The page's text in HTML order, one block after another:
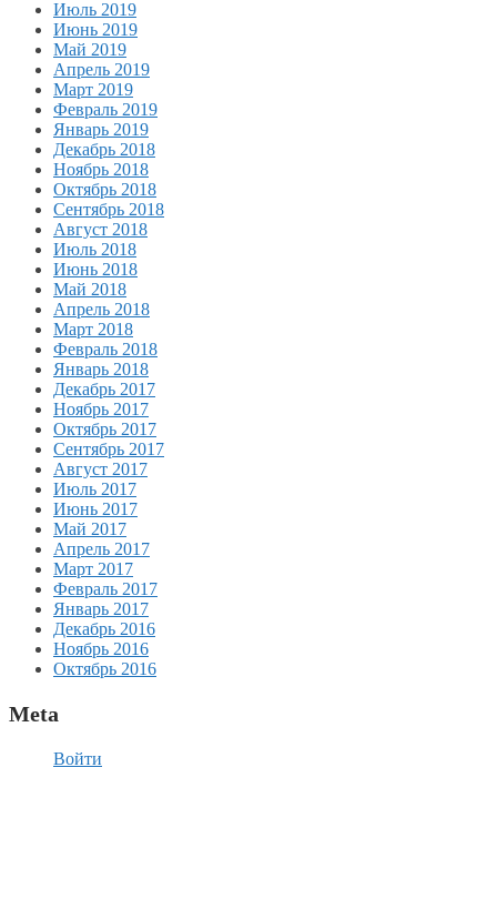
Июль 2019
Июнь 2019
Май 2019
Апрель 2019
Март 2019
Февраль 2019
Январь 2019
Декабрь 2018
Ноябрь 2018
Октябрь 2018
Сентябрь 2018
Август 2018
Июль 2018
Июнь 2018
Май 2018
Апрель 2018
Март 2018
Февраль 2018
Январь 2018
Декабрь 2017
Ноябрь 2017
Октябрь 2017
Сентябрь 2017
Август 2017
Июль 2017
Июнь 2017
Май 2017
Апрель 2017
Март 2017
Февраль 2017
Январь 2017
Декабрь 2016
Ноябрь 2016
Октябрь 2016
Meta
Войти